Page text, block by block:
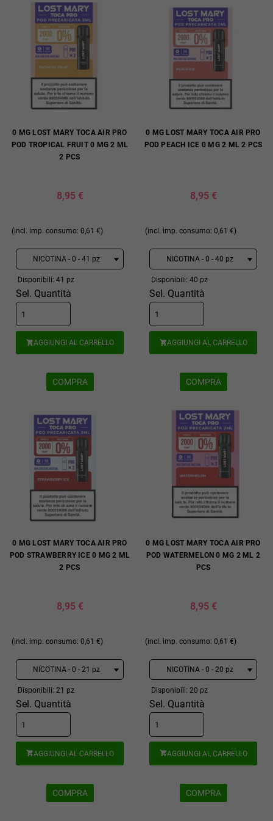
0 MG LOST MARY TOCA AIR PRO
POD TROPICAL FRUIT 0 MG 2 ML
2 PCS
8,95 €
(incl. imp. consumo: 0,61 €)
Disponibili: 41 pz
Sel. Quantità
AGGIUNGI AL CARRELLO
COMPRA
0 MG LOST MARY TOCA AIR PRO
POD PEACH ICE 0 MG 2 ML 2 PCS
8,95 €
(incl. imp. consumo: 0,61 €)
Disponibili: 40 pz
Sel. Quantità
AGGIUNGI AL CARRELLO
COMPRA
0 MG LOST MARY TOCA AIR PRO
POD STRAWBERRY ICE 0 MG 2 ML
2 PCS
8,95 €
(incl. imp. consumo: 0,61 €)
Disponibili: 21 pz
Sel. Quantità
AGGIUNGI AL CARRELLO
COMPRA
0 MG LOST MARY TOCA AIR PRO
POD WATERMELON 0 MG 2 ML 2
PCS
8,95 €
(incl. imp. consumo: 0,61 €)
Disponibili: 20 pz
Sel. Quantità
AGGIUNGI AL CARRELLO
COMPRA